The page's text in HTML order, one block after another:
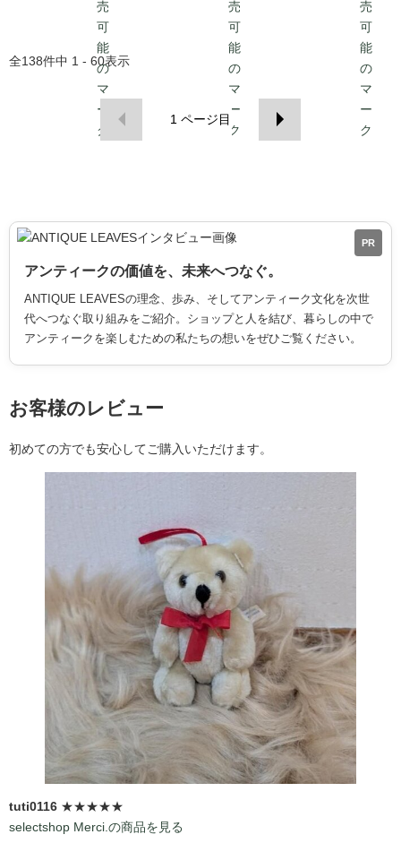
全138件中 1 - 60表示
1 ページ目
PR
アンティークの価値を、未来へつなぐ。
ANTIQUE LEAVESの理念、歩み、そしてアンティーク文化を次世
代へつなぐ取り組みをご紹介。ショップと人を結び、暮らしの中で
アンティークを楽しむための私たちの想いをぜひご覧ください。
お客様のレビュー
初めての方でも安心してご購入いただけます。
tuti0116 ★★★★★
selectshop Merci.の商品を見る